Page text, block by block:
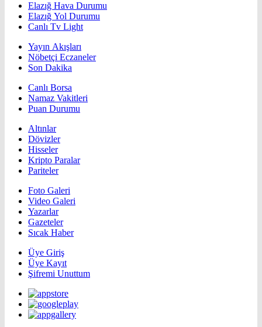
Elazığ Hava Durumu
Elazığ Yol Durumu
Canlı Tv Light
Yayın Akışları
Nöbetçi Eczaneler
Son Dakika
Canlı Borsa
Namaz Vakitleri
Puan Durumu
Altınlar
Dövizler
Hisseler
Kripto Paralar
Pariteler
Foto Galeri
Video Galeri
Yazarlar
Gazeteler
Sıcak Haber
Üye Giriş
Üye Kayıt
Şifremi Unuttum